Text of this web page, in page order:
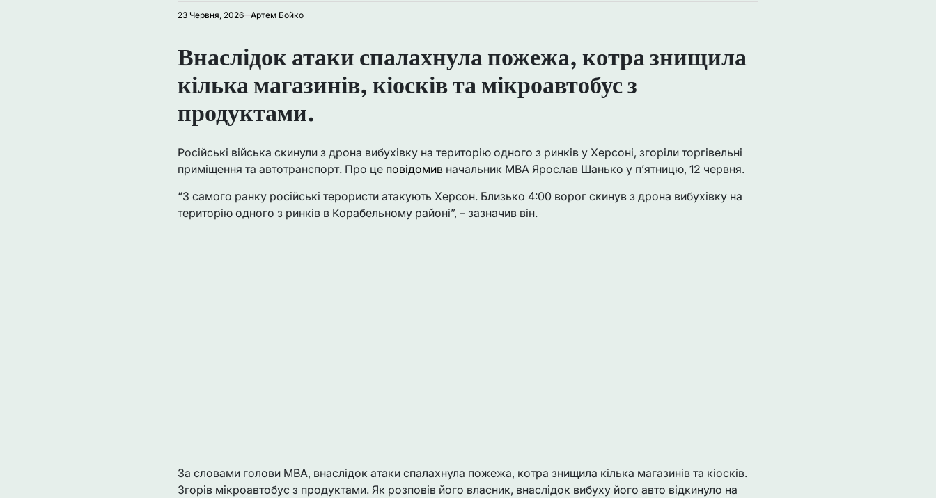
23 Червня, 2026 Артем Бойко
Внаслідок атаки спалахнула пожежа, котра знищила
кілька магазинів, кіосків та мікроавтобус з
продуктами.
Російські війська скинули з дрона вибухівку на територію одного з ринків у Херсоні, згоріли торгівельні
приміщення та автотранспорт. Про це повідомив начальник МВА Ярослав Шанько у п’ятницю, 12 червня.
“З самого ранку російські терористи атакують Херсон. Близько 4:00 ворог скинув з дрона вибухівку на
територію одного з ринків в Корабельному районі”, – зазначив він.
За словами голови МВА, внаслідок атаки спалахнула пожежа, котра знищила кілька магазинів та кіосків.
Згорів мікроавтобус з продуктами. Як розповів його власник, внаслідок вибуху його авто відкинуло на